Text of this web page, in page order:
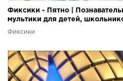
Фиксики - Пятно |
мультики для детей,
Фиксики